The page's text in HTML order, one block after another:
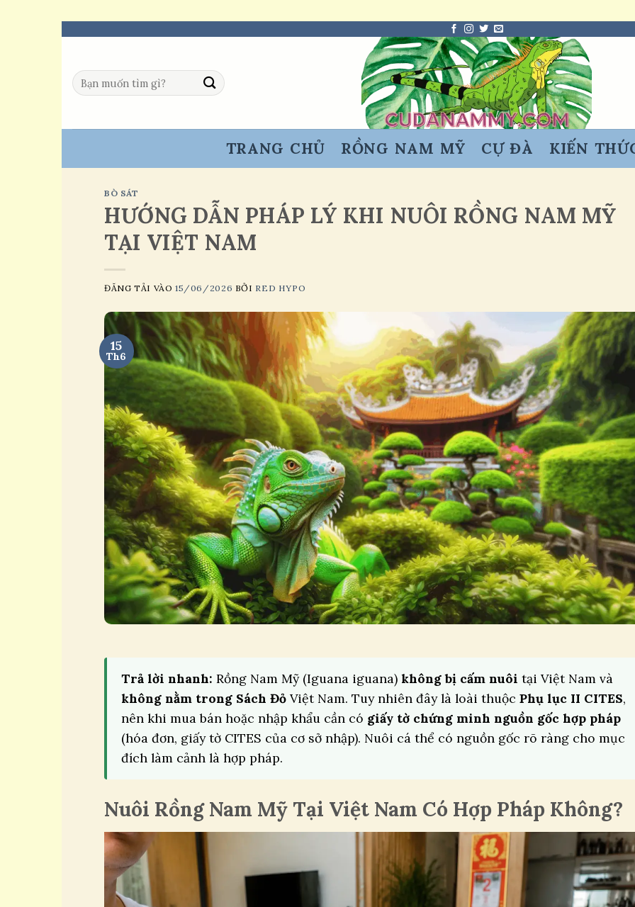
content
Tìm
kiếm:
TRANG CHỦ RỒNG NAM MỸ CỰ ĐÀ KIẾN
BÒ SÁT
HƯỚNG DẪN PHÁP LÝ KHI NUÔI RỒNG NAM MỸ
TẠI VIỆT NAM
ĐĂNG TẢI VÀO15/06/2026 BỞI RED HYPO
15
Th6
Trả lời nhanh: Rồng Nam Mỹ (Iguana iguana) không bị cấm nuôi tại Việt Nam và
không nằm trong Sách Đỏ Việt Nam. Tuy nhiên đây là loài thuộc Phụ lục II CITES,
nên khi mua bán hoặc nhập khẩu cần có giấy tờ chứng minh nguồn gốc hợp pháp
(hóa đơn, giấy tờ CITES của cơ sở nhập). Nuôi cá thể có nguồn gốc rõ ràng cho mục
đích làm cảnh là hợp pháp.
Nuôi Rồng Nam Mỹ Tại Việt Nam Có Hợp Pháp Không?